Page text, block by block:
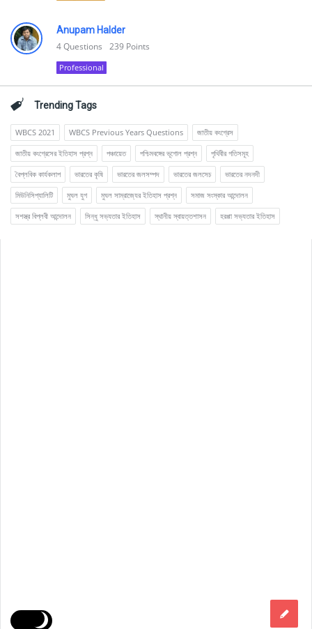
Anupam Halder
4Questions 239 Points
Professional
Trending Tags
WBCS 2021 WBCS Previous Years Questions
জাতীয় কংগ্রেস
জাতীয় কংগ্রেসের ইতিহাস প্রশ্ন
পঞ্চায়েত পশ্চিমবঙ্গের ভূগোল প্রশ্ন
পৃথিবীর গতিসমূহ
বৈপ্লবিক কার্যকলাপ
ভারতের কৃষি ভারতের জলসম্পদ ভারতের জলসেচ
ভারতের নদনদী
মিউনিসিপ্যালিটি
মুঘল যুগ মুঘল সাম্রাজ্যের ইতিহাস প্রশ্ন
সমাজ সংস্কার আন্দোলন
সশস্ত্র বিপ্লবী আন্দোলন
সিন্ধু সভ্যতার ইতিহাস স্থানীয় স্বায়ত্তশাসন হরপ্পা সভ্যতার ইতিহাস